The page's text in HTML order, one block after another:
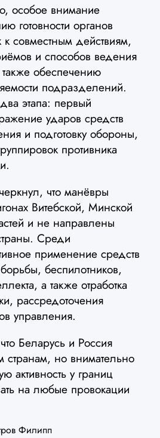
особое внимание
готовности органов
совместным действиям,
и способов ведения
обеспечению
подразделений.
этапа: первый
ударов средств
и подготовку обороны,
противника
что манёвры
Витебской, Минской
и не направлены
Среди
применение средств
беспилотников,
а также отработка
рассредоточения
управления.
Беларусь и Россия
странам, но внимательно
активность у границ
на любые провокации
Филипп